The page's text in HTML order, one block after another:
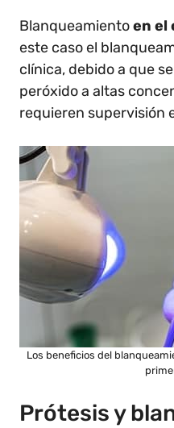
Blanqueamientoen el
este caso el
clínica, debido a que
peróxido a altas
requieren supervisión
Los beneficios del
Prótesis y